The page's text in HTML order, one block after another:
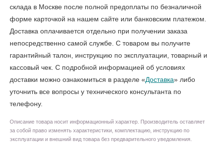
склада в Москве после полной предоплаты по безналичной
форме карточкой на нашем сайте или банковским платежом.
Доставка оплачивается отдельно при получении заказа
непосредственно самой службе. С товаром вы получите
гарантийный талон, инструкцию по эксплуатации, товарный и
кассовый чек. С подробной информацией об условиях
доставки можно ознакомиться в разделе «Доставка» либо
уточнить все вопросы у технического консультанта по
телефону.
Описание товара носит информационный характер. Производитель оставляет
за собой право изменять характеристики, комплектацию, инструкцию по
эксплуатации и внешний вид товара без предварительного уведомления.